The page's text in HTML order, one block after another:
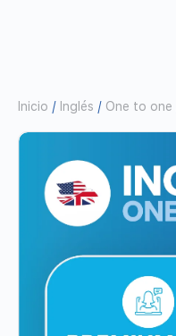
Inicio / Inglés / One to one